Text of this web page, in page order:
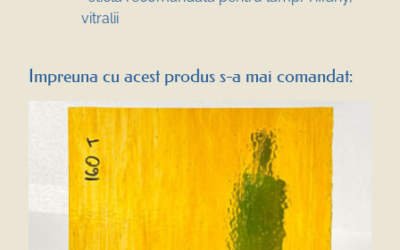
vitralii
Impreuna cu acest produs s-a mai comandat: